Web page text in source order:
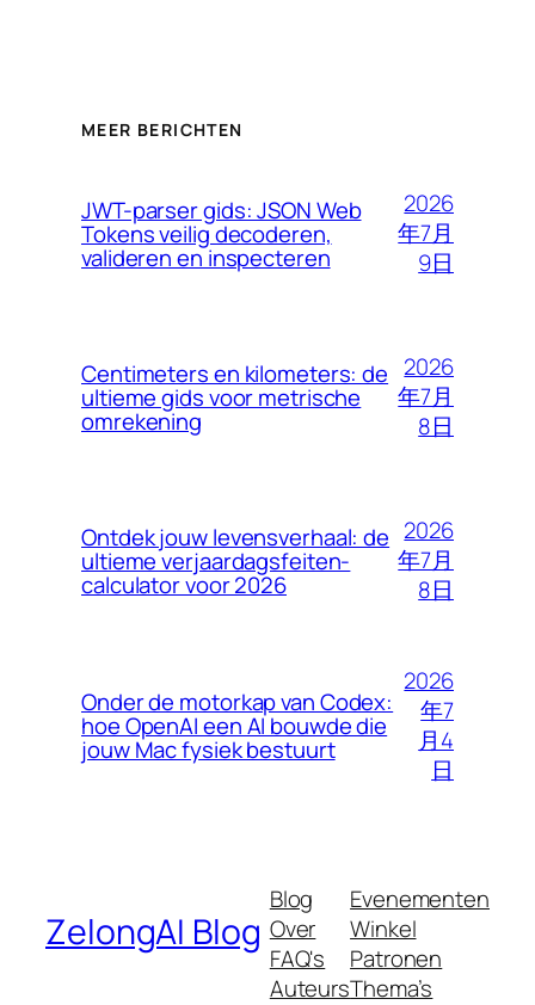
MEER BERICHTEN
JWT-parser gids: JSON Web
Tokens veilig decoderen,
valideren en inspecteren
2026
年7月
9日
Centimeters en kilometers: de
ultieme gids voor metrische
omrekening
2026
年7月
8日
Ontdek jouw levensverhaal: de
ultieme verjaardagsfeiten-
calculator voor 2026
2026
年7月
8日
Onder de motorkap van Codex:
hoe OpenAI een AI bouwde die
jouw Mac fysiek bestuurt
2026
年7
月4
日
ZelongAI Blog
Blog
Over
FAQ's
Auteurs
Evenementen
Winkel
Patronen
Thema’s